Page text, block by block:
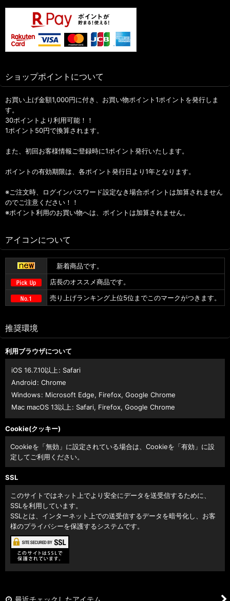
ショップポイントについて
お買い上げ金額1,000円に付き、お買い物ポイント1ポイントを発行しま
す。
30ポイントより利用可能！！
1ポイント50円で換算されます。
また、初回お客様情報ご登録時に1ポイント発行いたします。
ポイントの有効期限は、各ポイント発行日より1年となります。
※ご注文時、ログインパスワード設定なき場合ポイントは加算されません
のでご注意ください！！
※ポイント利用のお買い物へは、ポイントは加算されません。
アイコンについて
新着商品です。
店長のオススメ商品です。
売り上げランキング上位5位までこのマークがつきます。
推奨環境
利用ブラウザについて
iOS 16.7.10以上: Safari
Android: Chrome
Windows: Microsoft Edge, Firefox, Google Chrome
Mac macOS 13以上: Safari, Firefox, Google Chrome
Cookie(クッキー)
Cookieを「無効」に設定されている場合は、Cookieを「有効」に設
定してご利用ください。
SSL
このサイトではネット上でより安全にデータを送受信するために、
SSLを利用しています。
SSLとは、インターネット上での送受信するデータを暗号化し、お客
様のプライバシーを保護するシステムです。
最近チェックしたアイテム